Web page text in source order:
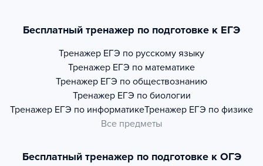
Бесплатный тренажер по подготовке к ЕГЭ
Тренажер ЕГЭ по русскому языку
Тренажер ЕГЭ по математике
Тренажер ЕГЭ по обществознанию
Тренажер ЕГЭ по биологии
Тренажер ЕГЭ по информатикеТренажер ЕГЭ по физике
Все предметы
Бесплатный тренажер по подготовке к ОГЭ